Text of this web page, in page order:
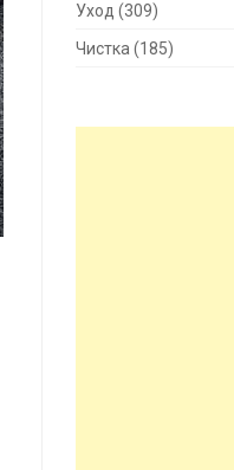
Уход (309)
Чистка (185)